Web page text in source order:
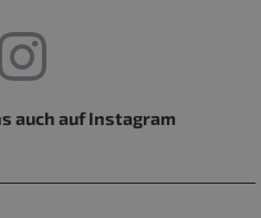
auch auf Instagram